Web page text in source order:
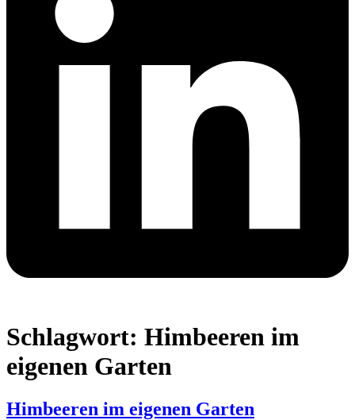
Schlagwort: Himbeeren im
eigenen Garten
Himbeeren im eigenen Garten